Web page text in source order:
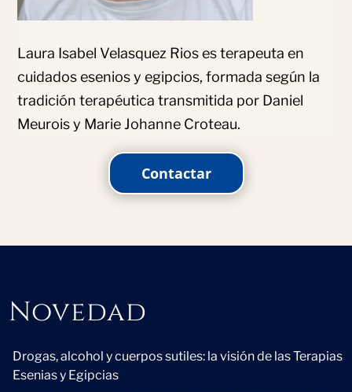
Laura Isabel Velasquez Rios es terapeuta en
cuidados esenios y egipcios, formada según la
tradición terapéutica transmitida por Daniel
Meurois y Marie Johanne Croteau.
Contactar
Novedad
Novedad
Drogas, alcohol y cuerpos sutiles: la visión de las Terapias
Esenias y Egipcias